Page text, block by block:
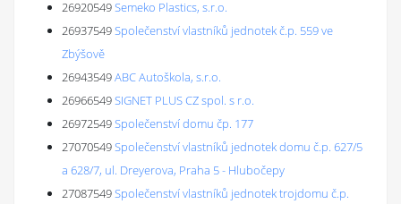
26920549Semeko Plastics, s.r.o.
26937549Společenství vlastníků jednotek č.p. 559 ve
Zbýšově
26943549ABC Autoškola, s.r.o.
26966549SIGNET PLUS CZ spol. s r.o.
26972549Společenství domu čp. 177
27070549Společenství vlastníků jednotek domu č.p. 627/5
a 628/7, ul. Dreyerova, Praha 5 - Hlubočepy
27087549Společenství vlastníků jednotek trojdomu č.p.